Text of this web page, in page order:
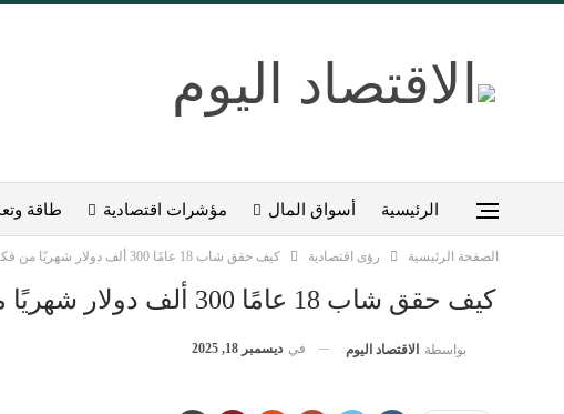
الرئيسية أسواق المال مؤشرات اقتصادية طاقة
الصفحة الرئيسية رؤى اقتصادية كيف حقق شاب 18 عامًا 300 ألف دولار شهريًا من فكرة بسيطة؟
كيف حقق شاب 18 عامًا 300 ألف دولار شهريًا من فكرة بسيطة؟
بواسطة الاقتصاد اليوم في ديسمبر 18, 2025